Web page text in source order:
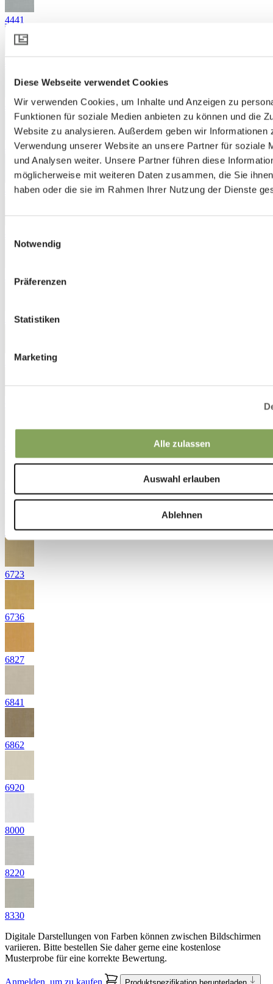
Diese Webseite verwendet Cookies
Wir verwenden Cookies, um Inhalte und Anzeigen zu
Funktionen für soziale Medien anbieten zu können und die
Website zu analysieren. Außerdem geben wir Informationen
Verwendung unserer Website an unsere Partner für soziale
und Analysen weiter. Unsere Partner führen diese
möglicherweise mit weiteren Daten zusammen, die Sie
haben oder die sie im Rahmen Ihrer Nutzung der Dienste
Notwendig
Präferenzen
Statistiken
Marketing
Alle zulassen
Auswahl erlauben
Ablehnen
4441
4542
4652
4672
5031
5631
5681
6711
6723
6736
6827
6841
6862
6920
8000
8220
8330
Digitale Darstellungen von Farben können zwischen Bildschirmen
variieren. Bitte bestellen Sie daher gerne eine kostenlose
Musterprobe für eine korrekte Bewertung.